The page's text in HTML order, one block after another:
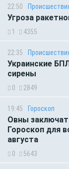
22:50
Угроза
1 4355
22:35
Украинские
сирены
0 2849
19:45 Гороскоп
Овны
Гороскоп для
августа
0 5643